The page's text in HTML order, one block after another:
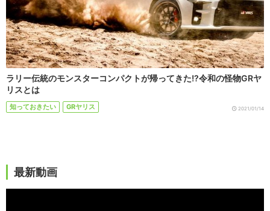
ラリー伝統のモンスターコンパクトが帰ってきた!?令和の怪物GRヤ
リスとは
知っておきたい GRヤリス 2021/01/14
最新動画